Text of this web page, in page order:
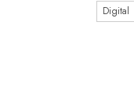
Digital